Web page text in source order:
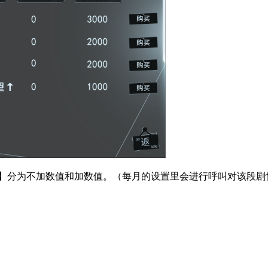
为不加数值和加数值。（每月的设置里会进行呼叫对该段剧